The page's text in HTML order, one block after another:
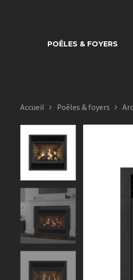
POÊLES & FOYERS
Accueil Poêles & foyers